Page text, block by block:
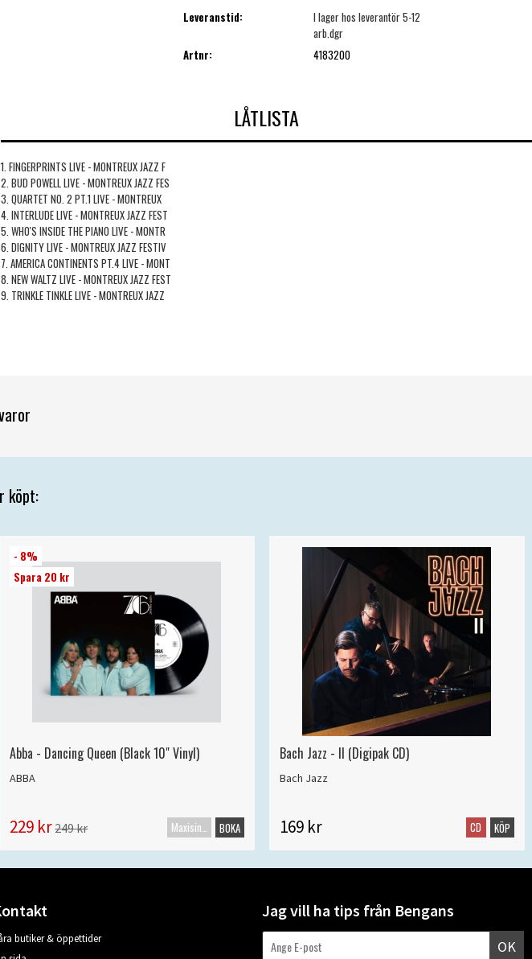
Leveranstid:
I lager hos leverantör 5-12
arb.dgr
Artnr:
4183200
LÅTLISTA
1. FINGERPRINTS LIVE - MONTREUX JAZZ F
2. BUD POWELL LIVE - MONTREUX JAZZ FES
3. QUARTET NO. 2 PT.1 LIVE - MONTREUX
4. INTERLUDE LIVE - MONTREUX JAZZ FEST
5. WHO'S INSIDE THE PIANO LIVE - MONTR
6. DIGNITY LIVE - MONTREUX JAZZ FESTIV
7. AMERICA CONTINENTS PT.4 LIVE - MONT
8. NEW WALTZ LIVE - MONTREUX JAZZ FEST
9. TRINKLE TINKLE LIVE - MONTREUX JAZZ
köpt:
- 8%
Spara 20 kr
Abba - Dancing Queen (Black 10" Vinyl)
ABBA
229 kr249 kr Maxisingel BOKA
Bach Jazz - II (Digipak CD)
Bach Jazz
169 kr CD KÖP
butiker & öppettider
Jag vill ha tips från Bengans
OK